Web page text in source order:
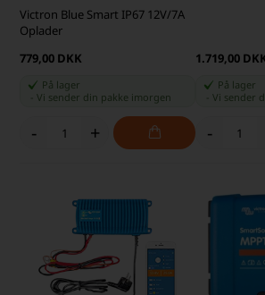
Victron Blue Smart IP67 12V/7A
Oplader
779,00 DKK
På lager
-Vi sender din pakke imorgen
- +
1.719,00
På lager
Vi sender
-